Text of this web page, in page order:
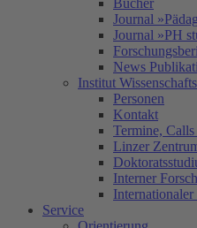
Bücher
Journal
Journal »PH
News
Institut
Personen
Kontakt
Termine,
Linzer
Interner
Service